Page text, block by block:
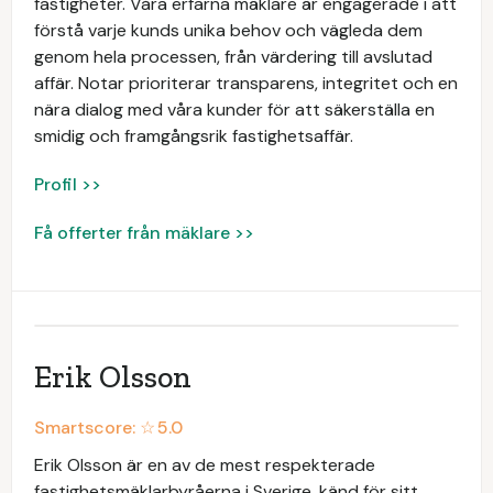
förstå varje kunds unika behov och vägleda dem
genom hela processen, från värdering till avslutad
affär. Notar prioriterar transparens, integritet och en
nära dialog med våra kunder för att säkerställa en
smidig och framgångsrik fastighetsaffär.
Profil >>
Få offerter från mäklare >>
Erik Olsson
Smartscore: ☆5.0
Erik Olsson är en av de mest respekterade